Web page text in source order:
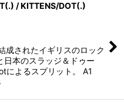
/ KITTENS/DOT(.)
成されたイギリスのロック
本のスラッジ＆ドゥー
によるスプリット。 A1